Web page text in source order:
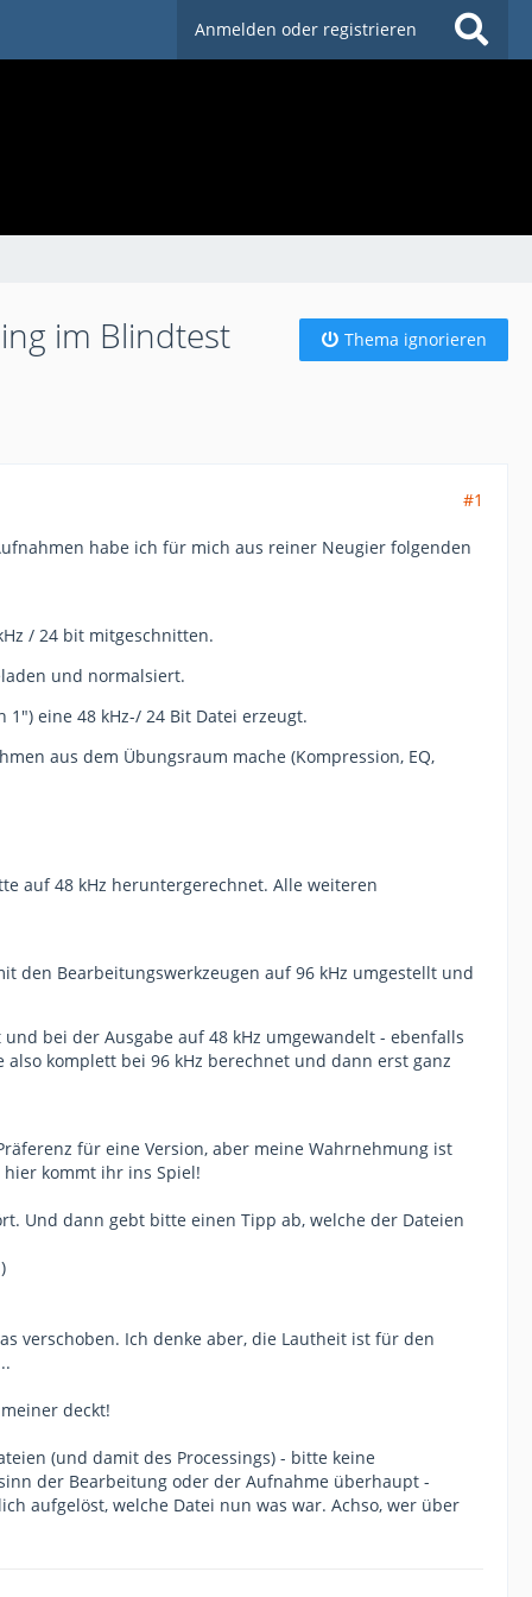
Anmelden oder registrieren
im Blindtest Thema ignorieren
#1
habe ich für mich aus reiner Neugier folgenden
/ 24 bit mitgeschnitten.
und normalsiert.
eine 48 kHz-/ 24 Bit Datei erzeugt.
aus dem Übungsraum mache (Kompression, EQ,
auf 48 kHz heruntergerechnet. Alle weiteren
den Bearbeitungswerkzeugen auf 96 kHz umgestellt und
bei der Ausgabe auf 48 kHz umgewandelt - ebenfalls
komplett bei 96 kHz berechnet und dann erst ganz
für eine Version, aber meine Wahrnehmung ist
kommt ihr ins Spiel!
Und dann gebt bitte einen Tipp ab, welche der Dateien
verschoben. Ich denke aber, die Lautheit ist für den
deckt!
(und damit des Processings) - bitte keine
der Bearbeitung oder der Aufnahme überhaupt -
aufgelöst, welche Datei nun was war. Achso, wer über